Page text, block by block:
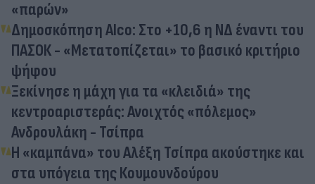
«παρών»
Δημοσκόπηση Alco: Στο +10,6 η ΝΔ έναντι του
ΠΑΣΟΚ - «Μετατοπίζεται» το βασικό κριτήριο
ψήφου
Ξεκίνησε η μάχη για τα «κλειδιά» της
κεντροαριστεράς: Ανοιχτός «πόλεμος»
Ανδρουλάκη - Τσίπρα
Η «καμπάνα» του Αλέξη Τσίπρα ακούστηκε και
στα υπόγεια της Κουμουνδούρου